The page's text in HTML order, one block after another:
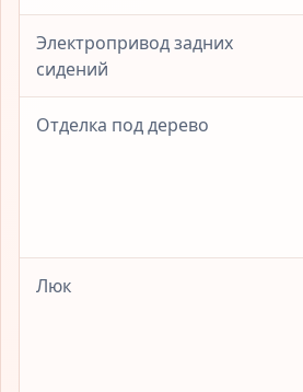
Электропривод задних
сидений
Отделка под дерево
Люк